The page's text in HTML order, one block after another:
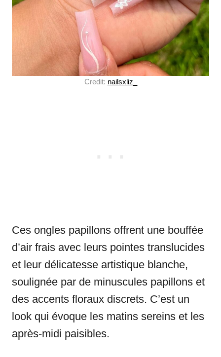
Credit: nailsxliz_
Ces ongles papillons offrent une bouffée
d’air frais avec leurs pointes translucides
et leur délicatesse artistique blanche,
soulignée par de minuscules papillons et
des accents floraux discrets. C’est un
look qui évoque les matins sereins et les
après-midi paisibles.